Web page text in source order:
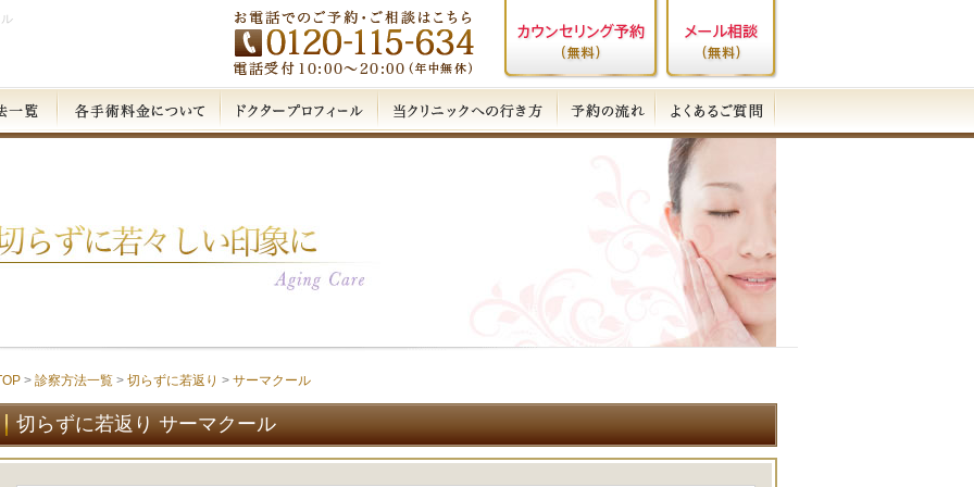
> 診察方法一覧 > 切らずに若返り > サーマクール
切らずに若返り サーマクール